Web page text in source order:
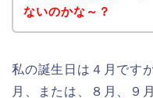
ないのかな～？
私の誕生日は４月です
月、または、８月、９